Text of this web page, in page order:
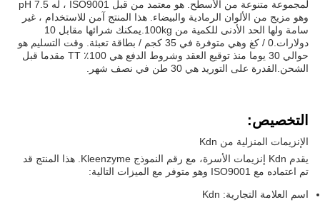
لمجموعة متنوعة من الأسطح. هو معتمد من قبل ISO9001 ، له pH 7.5
وهو مزيج من الألوان الرمادية والبيضاء. هذا المنتج آمن للاستخدام ، غير
سامة ولها الحد الأدنى للكمية من 100kg.يمكنك شرائها مقابل 10
دولارات.0 / كغ وهي متوفرة في 35 كجم / بطاقة تعبئة. وقت التسليم هو
حوالي 30 يوما منذ توقيع العقد وشروط الدفع هي 100٪ TT مقدما قبل
الشحن.القدرة على التوريد هي 30 طن في نصف شهر.
التخصيص:
الإنزيمات المنزلية من Kdn
يقدم Kdn إنزيمات الأسرة، مع رقم النموذج Kleenzyme. هذا المنتج قد
تم اعتماده مع ISO9001 وهو متوفر مع الميزات التالية:
اسم العلامة التجارية: Kdn